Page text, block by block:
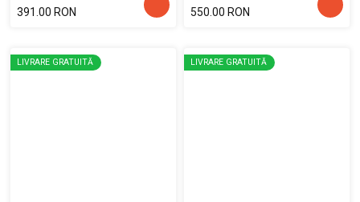
391.00 RON
550.00 RON
LIVRARE GRATUITĂ LIVRARE GRATUITĂ